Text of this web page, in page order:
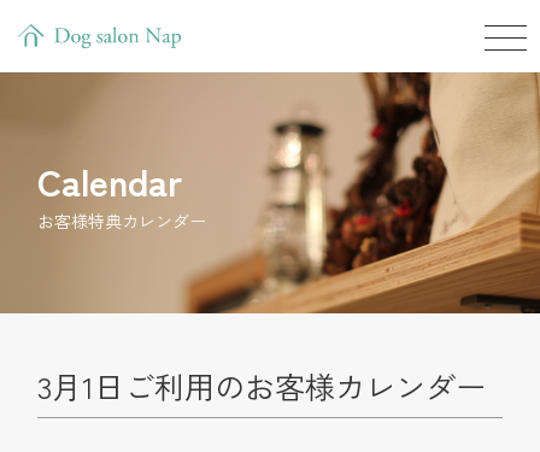
Calendar
お客様特典カレンダー
3月1日ご利用のお客様カレンダー